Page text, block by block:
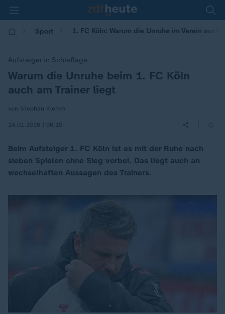
Sport 1. FC Köln: Warum die Unruhe im Verein auch
Aufsteiger in Schieflage
:
Warum die Unruhe beim 1. FC Köln
auch am Trainer liegt
von Stephan Klemm
14.01.2026 | 06:10
Beim Aufsteiger 1. FC Köln ist es mit der Ruhe nach
sieben Spielen ohne Sieg vorbei. Das liegt auch an
wechselhaften Aussagen des Trainers.